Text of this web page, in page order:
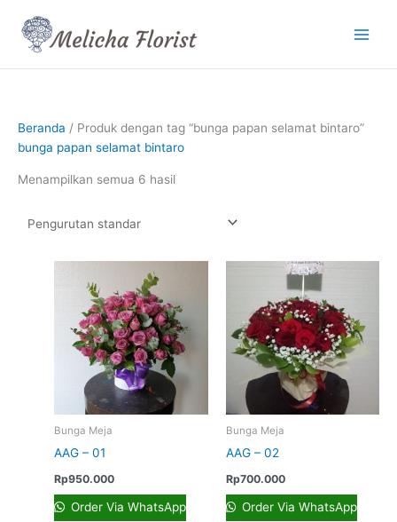
konten
Beranda / Produk dengan tag “bunga papan selamat bintaro”
bunga papan selamat bintaro
Menampilkan semua 6 hasil
Bunga Meja
AAG – 01
Rp950.000
Order Via WhatsApp
Bunga Meja
AAG – 02
Rp700.000
Order Via WhatsApp